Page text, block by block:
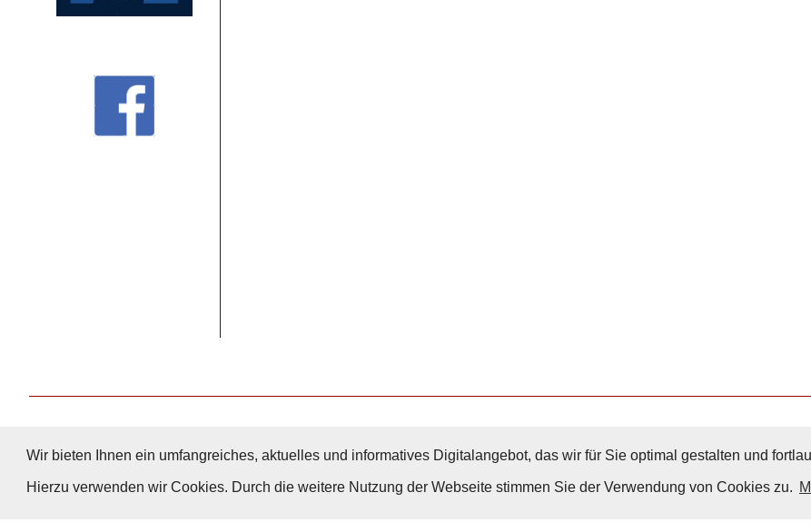
Wir bieten Ihnen ein umfangreiches, aktuelles und informatives Digitalangebot, das wir für Sie optimal gestalten und
Hierzu verwenden wir Cookies. Durch die weitere Nutzung der Webseite stimmen Sie der Verwendung von Cookies zu.
Nach Oben